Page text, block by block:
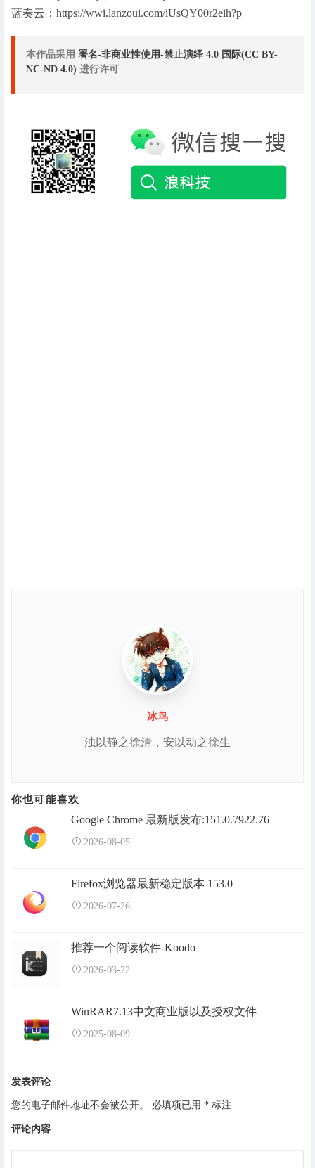
蓝奏云：https://wwi.lanzoui.com/iUsQY00r2eih?p
本作品采用 署名-非商业性使用-禁止演绎 4.0 国际(CC BY-
NC-ND 4.0) 进行许可
冰鸟
浊以静之徐清，安以动之徐生
你也可能喜欢
Google Chrome 最新版发布:151.0.7922.76
2026-08-05
Firefox浏览器最新稳定版本 153.0
2026-07-26
推荐一个阅读软件-Koodo
2026-03-22
WinRAR7.13中文商业版以及授权文件
2025-08-09
发表评论
您的电子邮件地址不会被公开。 必填项已用 * 标注
评论内容